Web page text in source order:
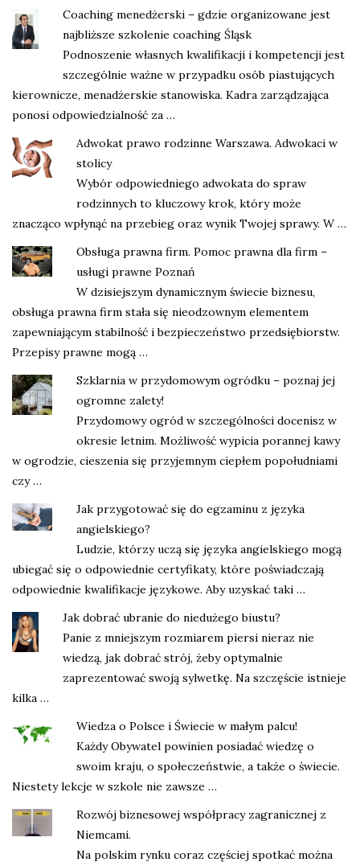
Coaching menedżerski – gdzie organizowane jest
najbliższe szkolenie coaching Śląsk
Podnoszenie własnych kwalifikacji i kompetencji jest
szczególnie ważne w przypadku osób piastujących
kierownicze, menadżerskie stanowiska. Kadra zarządzająca
ponosi odpowiedzialność za …
Adwokat prawo rodzinne Warszawa. Adwokaci w
stolicy
Wybór odpowiedniego adwokata do spraw
rodzinnych to kluczowy krok, który może
znacząco wpłynąć na przebieg oraz wynik Twojej sprawy. W …
Obsługa prawna firm. Pomoc prawna dla firm –
usługi prawne Poznań
W dzisiejszym dynamicznym świecie biznesu,
obsługa prawna firm stała się nieodzownym elementem
zapewniającym stabilność i bezpieczeństwo przedsiębiorstw.
Przepisy prawne mogą …
Szklarnia w przydomowym ogródku – poznaj jej
ogromne zalety!
Przydomowy ogród w szczególności docenisz w
okresie letnim. Możliwość wypicia porannej kawy
w ogrodzie, cieszenia się przyjemnym ciepłem popołudniami
czy …
Jak przygotować się do egzaminu z języka
angielskiego?
Ludzie, którzy uczą się języka angielskiego mogą
ubiegać się o odpowiednie certyfikaty, które poświadczają
odpowiednie kwalifikacje językowe. Aby uzyskać taki …
Jak dobrać ubranie do niedużego biustu?
Panie z mniejszym rozmiarem piersi nieraz nie
wiedzą, jak dobrać strój, żeby optymalnie
zaprezentować swoją sylwetkę. Na szczęście istnieje
kilka …
Wiedza o Polsce i Świecie w małym palcu!
Każdy Obywatel powinien posiadać wiedzę o
swoim kraju, o społeczeństwie, a także o świecie.
Niestety lekcje w szkole nie zawsze …
Rozwój biznesowej współpracy zagranicznej z
Niemcami.
Na polskim rynku coraz częściej spotkać można